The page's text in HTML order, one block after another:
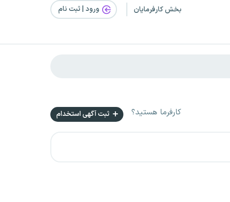
بخش کارفرمایان ورود | ثبت‌ نام
کارفرما هستید؟ ثبت آگهی استخدام